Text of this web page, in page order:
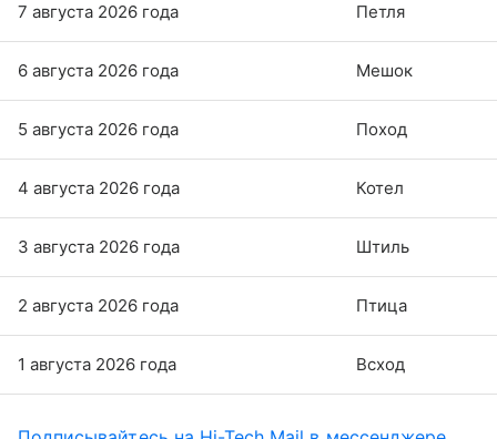
7 августа 2026 года Петля
6 августа 2026 года Мешок
5 августа 2026 года Поход
4 августа 2026 года Котел
3 августа 2026 года Штиль
2 августа 2026 года Птица
1 августа 2026 года Всход